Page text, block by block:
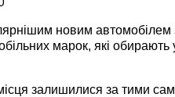
новим
марок, які
залишилися за тими